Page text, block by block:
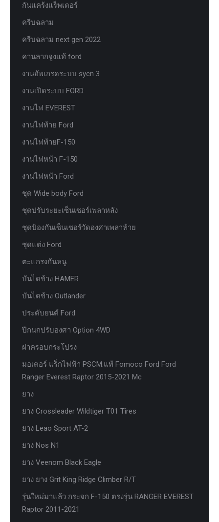
กันแคร้งแร็พเตอร์
ครีบฉลาม
ครีบฉลาม next gen 2022
คานลากจูงแท้ ford
งานอัพเกรดระบบ sycn 3
งานเปิดระบบ FORD
งานไฟ EVEREST
งานไฟท้าย Ford
งานไฟท้ายF-150
งานไฟหน้า F-150
งานไฟหน้า Ford
ชุด Wide body Ford
ชุดปรับระยะเซ็นเซอร์เพลาหลัง
ชุดป้องกันเซ็นเซอร์วัดองศาเพลาท้าย
ชุดแต่ง Ford
ตะแกรงกันหนู
บันไดข้าง HAMER
บันไดข้าง Outlander
ประดับยนต์ Ford
ปีกนกปรับองศา Option 4WD
ฝาครอบกระโปรง
มอเตอร์ แร็กไฟฟ้า PSCM.แท้ Fomoco Ford Ford
Ranger Everest Raptor 2015-2021 Mc
ยาง
ยาง Crossleader Wildtiger T01 Tires
ยาง Leao Sport AT-2
ยาง Nos N1
ยาง Veenom Black Eagle
ยาง ยาง Grit King Ridge Climber R/T
รุ่นใหม่มาแล้ว กระจก F-150 ตรงรุ่น RANGER EVEREST
Raptor 2011-2021